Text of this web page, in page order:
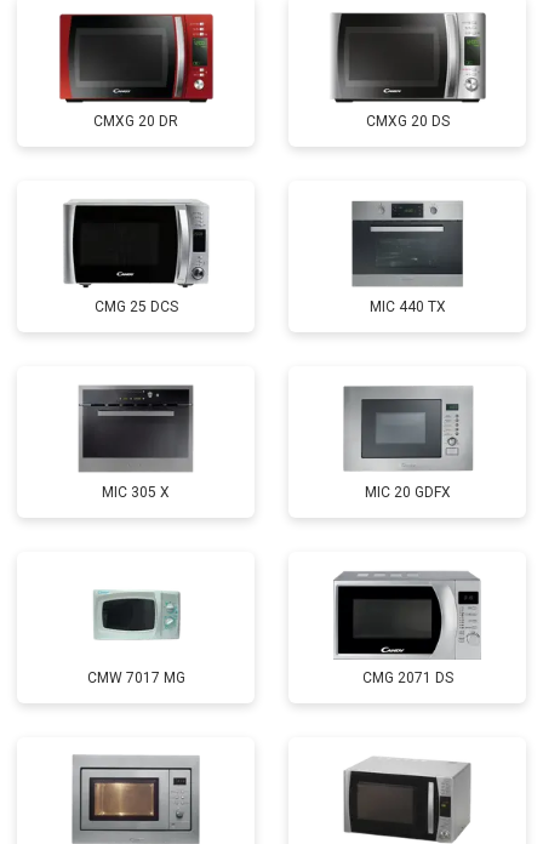
CMXG 20 DR CMXG 20 DS
CMG 25 DCS MIC 440 TX
MIC 305 X MIC 20 GDFX
CMW 7017 MG CMG 2071 DS